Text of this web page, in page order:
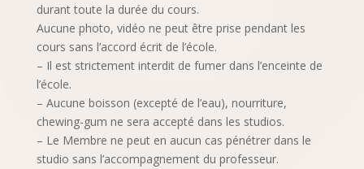
durant toute la durée du cours.
Aucune photo, vidéo ne peut être prise pendant les
cours sans l’accord écrit de l’école.
– Il est strictement interdit de fumer dans l’enceinte de
l’école.
– Aucune boisson (excepté de l’eau), nourriture,
chewing-gum ne sera accepté dans les studios.
– Le Membre ne peut en aucun cas pénétrer dans le
studio sans l’accompagnement du professeur.